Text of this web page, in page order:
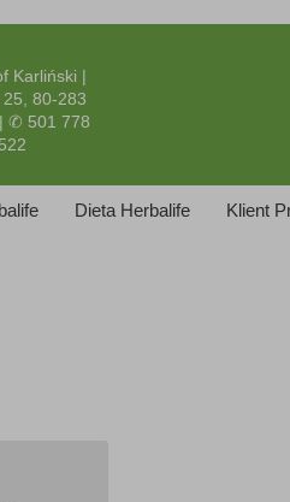
Karliński |
25, 80-283
✆ 501 778
522
Dieta Herbalife Klient